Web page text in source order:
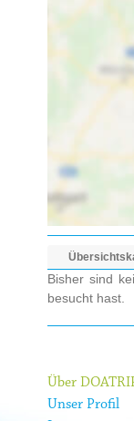
Bisher sind
besucht hast.
Über
Unser Profil